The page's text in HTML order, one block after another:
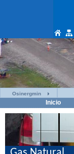
Osinergmin
Inicio